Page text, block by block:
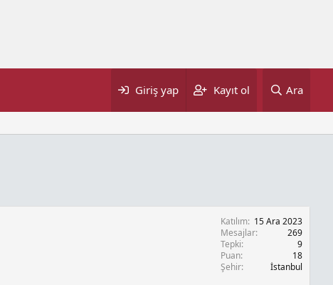
Giriş yap Kayıt ol Ara
Katılım 15 Ara 2023
Mesajlar
269
Tepki
9
Puan
18
Şehir
İstanbul